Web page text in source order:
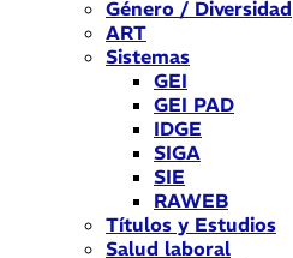
Género / Diversidad
ART
Sistemas
GEI
GEI PAD
IDGE
SIGA
SIE
RAWEB
Títulos y Estudios
Salud laboral